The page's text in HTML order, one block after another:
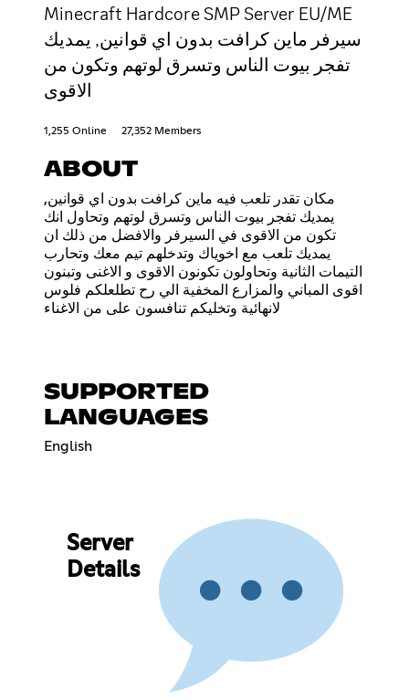
Minecraft Hardcore SMP Server EU/ME
سيرفر ماين كرافت بدون اي قوانين, يمديك
تفجر بيوت الناس وتسرق لوتهم وتكون من
الاقوى
1,255 Online 27,352 Members
ABOUT
مكان تقدر تلعب فيه ماين كرافت بدون اي قوانين,
يمديك تفجر بيوت الناس وتسرق لوتهم وتحاول انك
تكون من الاقوى في السيرفر والافضل من ذلك ان
يمديك تلعب مع اخوياك وتدخلهم تيم معك وتحارب
التيمات الثانية وتحاولون تكونون الاقوى و الاغنى وتبنون
اقوى المباني والمزارع المخفية الي رح تطلعلكم فلوس
لانهائية وتخليكم تنافسون على من الاغناء
SUPPORTED
LANGUAGES
English
Server
Details